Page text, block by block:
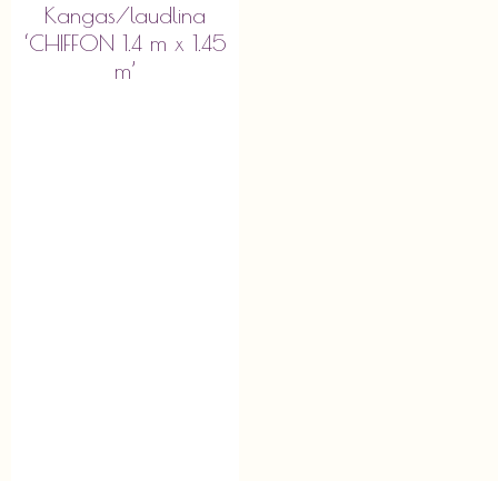
Kangas/laudlina
‘CHIFFON 1.4 m x 1.45
m’